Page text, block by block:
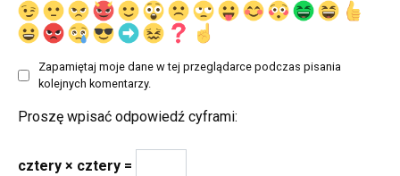
Zapamiętaj moje dane w tej przeglądarce podczas pisania
kolejnych komentarzy.
Proszę wpisać odpowiedź cyframi:
cztery × cztery =